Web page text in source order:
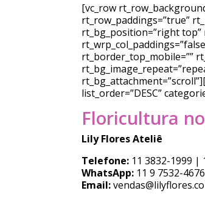
[vc_row
rt_row_paddings=”true”
rt_bg_position=”right top”
rt_border_top_mobile=””
list_order=”DESC”
Floricultura no
Lily Flores Ateliê
Telefone: 11 3832-1999 |
WhatsApp: 11 9 7532-4676
Email: